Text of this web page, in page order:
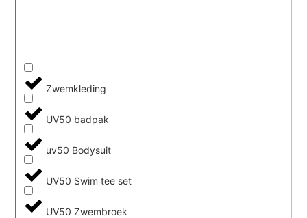
Zwemkleding
UV50 badpak
uv50 Bodysuit
UV50 Swim tee set
UV50 Zwembroek